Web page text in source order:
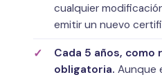
cualquier
emitir un nuevo
Cada 5 años,
obligatoria. Aunque